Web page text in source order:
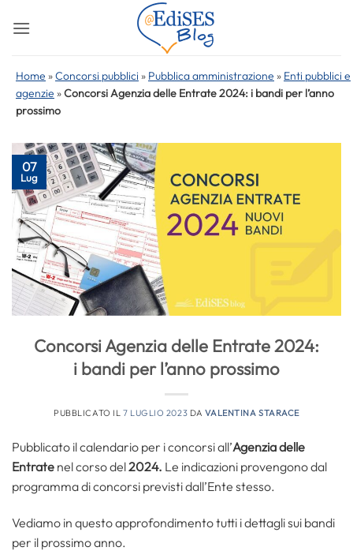
Home »Concorsi pubblici » Pubblica amministrazione » Enti pubblici e
agenzie »Concorsi Agenzia delle Entrate 2024: i bandi per l’anno
prossimo
07
Lug
Concorsi Agenzia delle Entrate 2024:
i bandi per l’anno prossimo
PUBBLICATO IL 7 LUGLIO 2023 DAVALENTINA STARACE
Pubblicato il calendario per i concorsi all’Agenzia delle
Entrate nel corso del2024. Le indicazioni provengono dal
programma di concorsi previsti dall’Ente stesso.
Vediamo in questo approfondimento tutti i dettagli sui bandi
per il prossimo anno.